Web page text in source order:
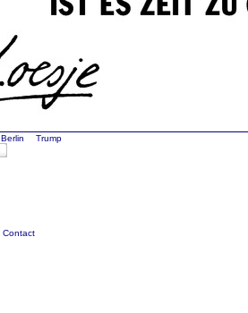
Berlin Trump
Contact